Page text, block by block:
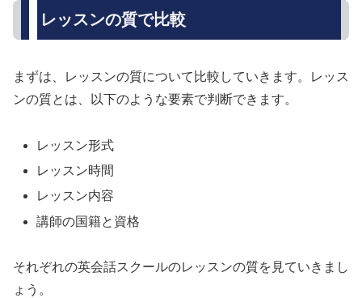
レッスンの質で比較
まずは、レッスンの質について比較していきます。レッス
ンの質とは、以下のような要素で判断できます。
レッスン形式
レッスン時間
レッスン内容
講師の国籍と資格
それぞれの英会話スクールのレッスンの質を見ていきまし
ょう。